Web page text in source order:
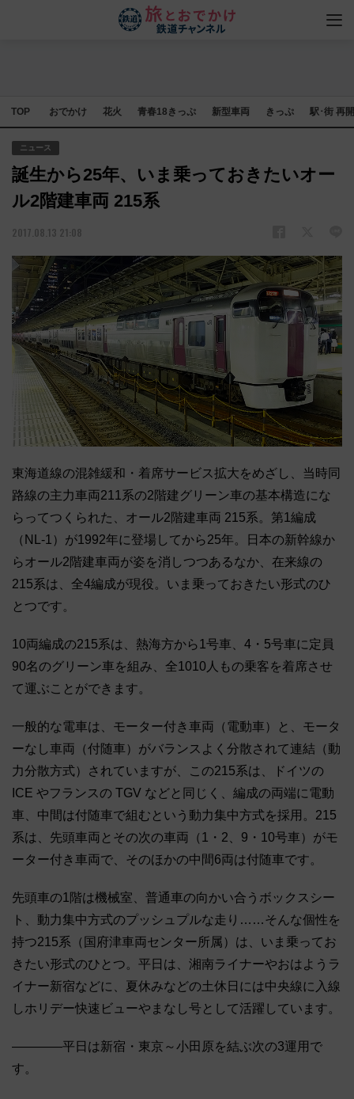
TOP おでかけ 花火 青春18きっぷ 新型車両 きっぷ 駅･街 再
ニュース
誕生から25年、いま乗っておきたいオー
ル2階建車両 215系
2017.08.13 21:08
東海道線の混雑緩和・着席サービス拡大をめざし、当時同
路線の主力車両211系の2階建グリーン車の基本構造にな
らってつくられた、オール2階建車両 215系。第1編成
（NL-1）が1992年に登場してから25年。日本の新幹線か
らオール2階建車両が姿を消しつつあるなか、在来線の
215系は、全4編成が現役。いま乗っておきたい形式のひ
とつです。
10両編成の215系は、熱海方から1号車、4・5号車に定員
90名のグリーン車を組み、全1010人もの乗客を着席させ
て運ぶことができます。
一般的な電車は、モーター付き車両（電動車）と、モータ
ーなし車両（付随車）がバランスよく分散されて連結（動
力分散方式）されていますが、この215系は、ドイツの
ICE やフランスの TGV などと同じく、編成の両端に電動
車、中間は付随車で組むという動力集中方式を採用。215
系は、先頭車両とその次の車両（1・2、9・10号車）がモ
ーター付き車両で、そのほかの中間6両は付随車です。
先頭車の1階は機械室、普通車の向かい合うボックスシー
ト、動力集中方式のプッシュプルな走り……そんな個性を
持つ215系（国府津車両センター所属）は、いま乗ってお
きたい形式のひとつ。平日は、湘南ライナーやおはようラ
イナー新宿などに、夏休みなどの土休日には中央線に入線
しホリデー快速ビューやまなし号として活躍しています。
――――平日は新宿・東京～小田原を結ぶ次の3運用で
す。